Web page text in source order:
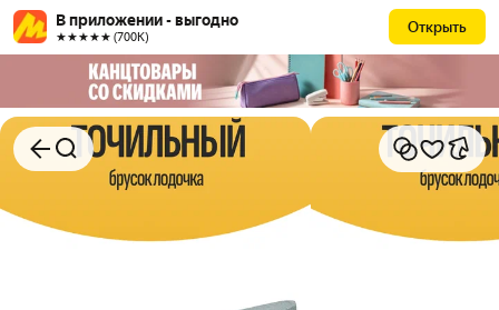
В приложении - выгодно
★★★★★ (700К)
Открыть